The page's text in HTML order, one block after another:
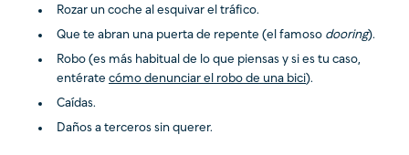
Rozar un coche al esquivar el tráfico.
Que te abran una puerta de repente (el famoso dooring).
Robo (es más habitual de lo que piensas y si es tu caso,
entérate cómo denunciar el robo de una bici).
Caídas.
Daños a terceros sin querer.